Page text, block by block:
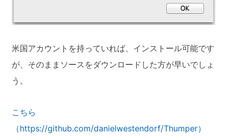
米国アカウントを持っていれば、インストール可能です
が、そのままソースをダウンロードした方が早いでしょ
う。
こちら
（https://github.com/danielwestendorf/Thumper）